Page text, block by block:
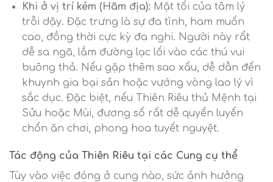
Khi ở vị trí kém (Hãm địa): Mặt tối của tâm lý
trỗi dậy. Đặc trưng là sự đa tình, ham muốn
cao, đồng thời cực kỳ đa nghi. Người này rất
dễ sa ngã, lầm đường lạc lối vào các thú vui
buông thả. Nếu gặp thêm sao xấu, dễ dẫn đến
khuynh gia bại sản hoặc vướng vòng lao lý vì
sắc dục. Đặc biệt, nếu Thiên Riêu thủ Mệnh tại
Sửu hoặc Mùi, đương số rất dễ quyến luyến
chốn ăn chơi, phong hoa tuyết nguyệt.
Tác động của Thiên Riêu tại các Cung cụ thể
Tùy vào việc đóng ở cung nào, sức ảnh hưởng